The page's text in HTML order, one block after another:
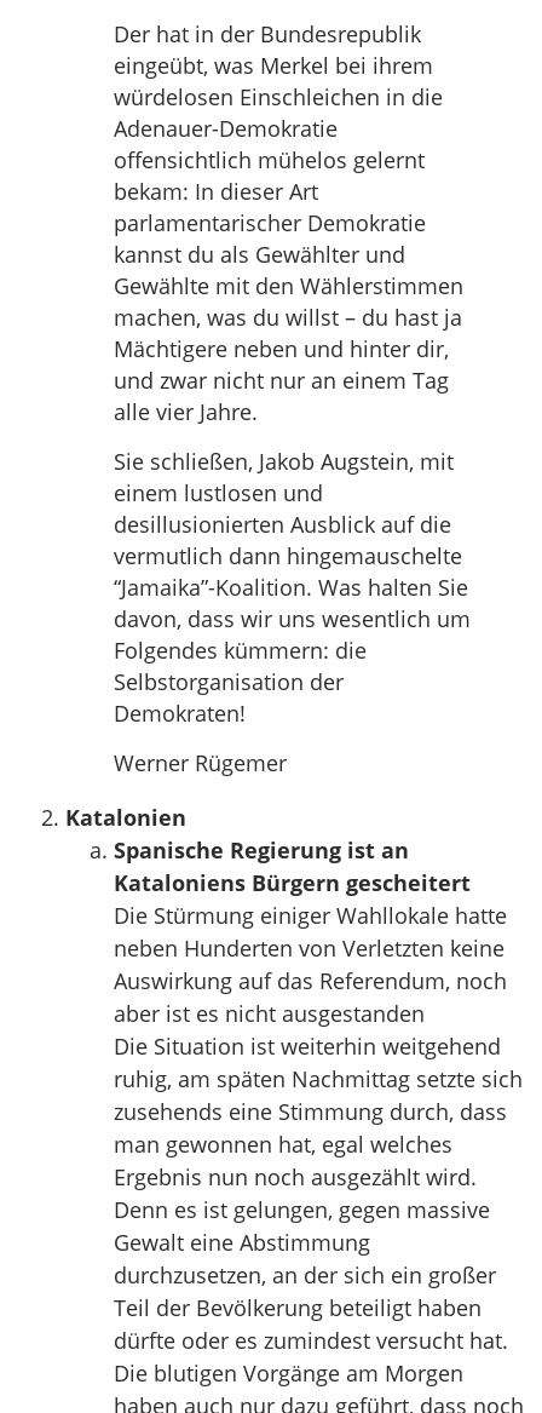
Der hat in der Bundesrepublik
eingeübt, was Merkel bei ihrem
würdelosen Einschleichen in die
Adenauer-Demokratie
offensichtlich mühelos gelernt
bekam: In dieser Art
parlamentarischer Demokratie
kannst du als Gewählter und
Gewählte mit den Wählerstimmen
machen, was du willst – du hast ja
Mächtigere neben und hinter dir,
und zwar nicht nur an einem Tag
alle vier Jahre.
Sie schließen, Jakob Augstein, mit
einem lustlosen und
desillusionierten Ausblick auf die
vermutlich dann hingemauschelte
“Jamaika”-Koalition. Was halten Sie
davon, dass wir uns wesentlich um
Folgendes kümmern: die
Selbstorganisation der
Demokraten!
Werner Rügemer
Katalonien
Spanische Regierung ist an
Kataloniens Bürgern gescheitert
Die Stürmung einiger Wahllokale hatte
neben Hunderten von Verletzten keine
Auswirkung auf das Referendum, noch
aber ist es nicht ausgestanden
Die Situation ist weiterhin weitgehend
ruhig, am späten Nachmittag setzte sich
zusehends eine Stimmung durch, dass
man gewonnen hat, egal welches
Ergebnis nun noch ausgezählt wird.
Denn es ist gelungen, gegen massive
Gewalt eine Abstimmung
durchzusetzen, an der sich ein großer
Teil der Bevölkerung beteiligt haben
dürfte oder es zumindest versucht hat.
Die blutigen Vorgänge am Morgen
haben auch nur dazu geführt, dass noch